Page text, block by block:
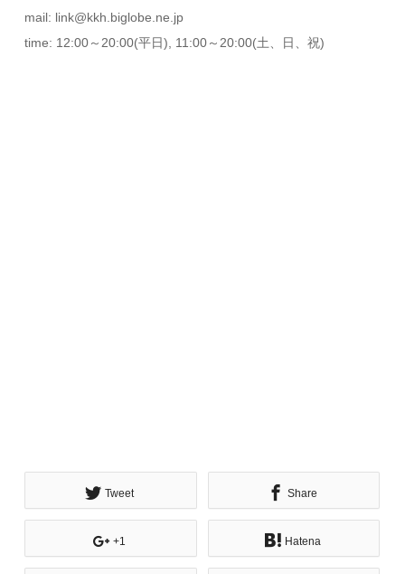
mail: link@kkh.biglobe.ne.jp
time: 12:00～20:00(平日), 11:00～20:00(土、日、祝)
Tweet Share
+1 Hatena